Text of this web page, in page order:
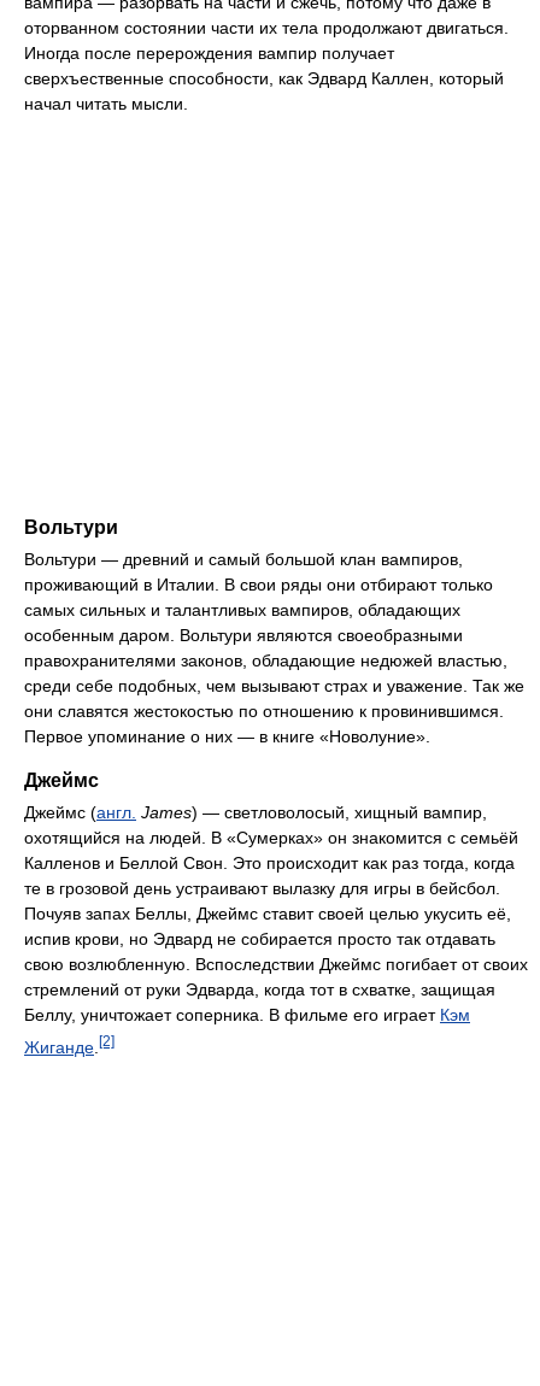
оторванном состоянии части их тела продолжают двигаться.
Иногда после перерождения вампир получает
сверхъественные способности, как Эдвард Каллен, который
начал читать мысли.
Вольтури
Вольтури — древний и самый большой клан вампиров,
проживающий в Италии. В свои ряды они отбирают только
самых сильных и талантливых вампиров, обладающих
особенным даром. Вольтури являются своеобразными
правохранителями законов, обладающие недюжей властью,
среди себе подобных, чем вызывают страх и уважение. Так же
они славятся жестокостью по отношению к провинившимся.
Первое упоминание о них — в книге «Новолуние».
Джеймс
Джеймс (англ. James) — светловолосый, хищный вампир,
охотящийся на людей. В «Сумерках» он знакомится с семьёй
Калленов и Беллой Свон. Это происходит как раз тогда, когда
те в грозовой день устраивают вылазку для игры в бейсбол.
Почуяв запах Беллы, Джеймс ставит своей целью укусить её,
испив крови, но Эдвард не собирается просто так отдавать
свою возлюбленную. Вспоследствии Джеймс погибает от своих
стремлений от руки Эдварда, когда тот в схватке, защищая
Беллу, уничтожает соперника. В фильме его играет Кэм
Жиганде [2]